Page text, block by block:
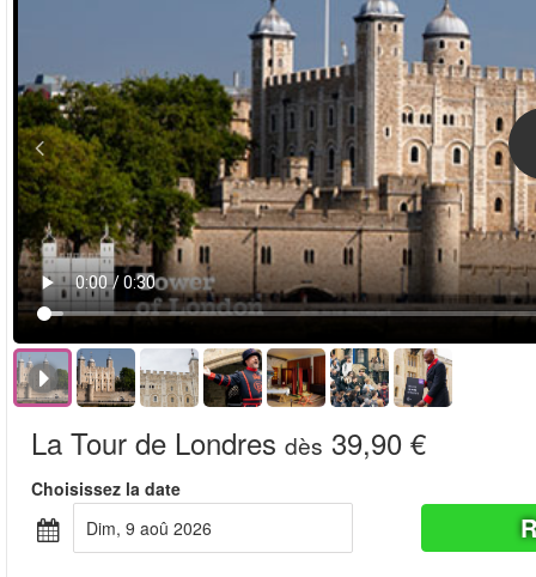
La Tour de Londres dès 39,90 €
Choisissez la date
dim, 9 aoû 2026